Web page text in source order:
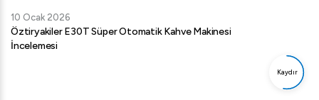
10 Ocak 2026
Vosco KD-CG018 Barista Kahve Öğütücü
İncelemesi
Kaydır